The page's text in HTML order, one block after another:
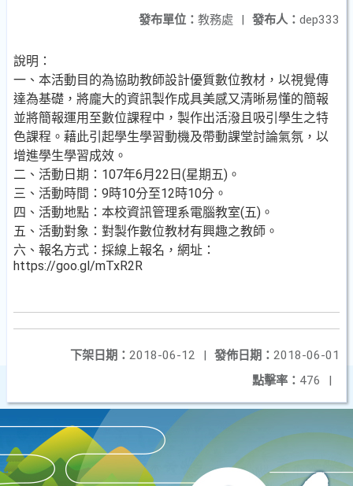
發布人： dep333
發布單位： 教務處 |
說明：
一、本活動目的為協助教師設計優質數位教材，以視覺傳
達為基礎，將龐大的資訊製作成具美感又清晰易懂的簡報
並將簡報運用至數位課程中，製作出活潑且吸引學生之特
色課程。藉此引起學生學習動機及帶動課堂討論氣氛，以
增進學生學習成效。
二、活動日期：107年6月22日(星期五)。
三、活動時間：9時10分至12時10分。
四、活動地點：本校資訊管理系電腦教室(五)。
五、活動對象：對製作數位教材有興趣之教師。
六、報名方式：採線上報名，網址：
https://goo.gl/mTxR2R
發佈日期： 2018-06-01
下架日期： 2018-06-12
|
點擊率： 476 |